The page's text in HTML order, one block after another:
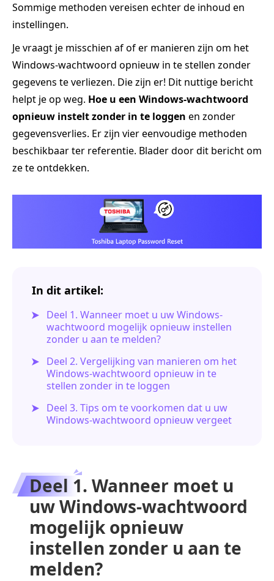
Sommige methoden vereisen echter de inhoud en
instellingen.
Je vraagt je misschien af of er manieren zijn om het
Windows-wachtwoord opnieuw in te stellen zonder
gegevens te verliezen. Die zijn er! Dit nuttige bericht
helpt je op weg. Hoe u een Windows-wachtwoord
opnieuw instelt zonder in te loggen en zonder
gegevensverlies. Er zijn vier eenvoudige methoden
beschikbaar ter referentie. Blader door dit bericht om
ze te ontdekken.
In dit artikel:
Deel 1. Wanneer moet u uw Windows-
wachtwoord mogelijk opnieuw instellen
zonder u aan te melden?
Deel 2. Vergelijking van manieren om het
Windows-wachtwoord opnieuw in te
stellen zonder in te loggen
Deel 3. Tips om te voorkomen dat u uw
Windows-wachtwoord opnieuw vergeet
Deel 1. Wanneer moet u
uw Windows-wachtwoord
mogelijk opnieuw
instellen zonder u aan te
melden?